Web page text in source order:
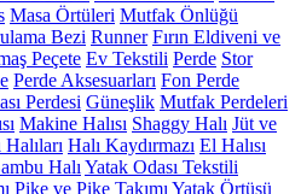
Masa Örtüleri Mutfak Önlüğü
Bezi Runner Fırın Eldiveni ve
Peçete Ev Tekstili Perde Stor
Perde Aksesuarları Fon Perde
Perdesi Güneşlik Mutfak Perdeleri
Makine Halısı Shaggy Halı Jüt ve
Halı Kaydırmazı El Halısı
Halı Yatak Odası Tekstili
Pike ve Pike Takımı Yatak Örtüsü